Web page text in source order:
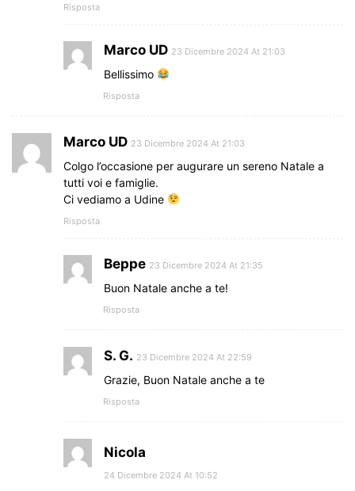
Risposta
Marco UD 23 Dicembre 2024 At 21:03
Bellissimo
Risposta
Marco UD 23 Dicembre 2024 At 21:03
Colgo l’occasione per augurare un sereno Natale a
tutti voi e famiglie.
Ci vediamo a Udine
Risposta
Beppe 23 Dicembre 2024 At 21:35
Buon Natale anche a te!
Risposta
S. G. 23 Dicembre 2024 At 22:59
Grazie, Buon Natale anche a te
Risposta
Nicola
24 Dicembre 2024 At 10:52